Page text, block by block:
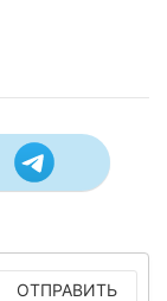
ОТПРАВИТЬ